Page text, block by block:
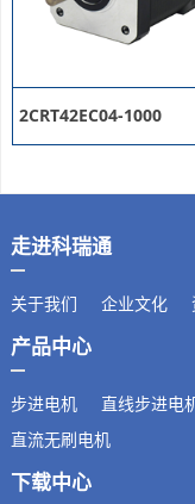
2CRT42EC04-1000
走进科瑞通
关于我们 企业文化
产品中心
步进电机 直线步进电
直流无刷电机
下载中心